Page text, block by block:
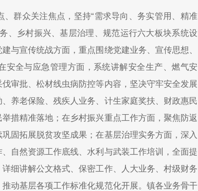
群众关注焦点，坚持“需求导向、务实管用、精准
、乡村振兴、基层治理、规范运行六大板块系统设
与宣传统战方面，重点围绕党建业务、宣传思想、
安全与应急管理方面，系统讲解安全生产、燃气安
审批、松材线虫病防控等内容，坚决守牢安全发展
养老保险、残疾人业务、计生家庭奖扶、财政惠民
措精准落地；在乡村振兴重点工作方面，聚焦防返
固拓展脱贫攻坚成果；在基层治理实务方面，深入
自然资源工作底线、水利与武装工作培训，全面提
细讲解公文格式、保密工作、人大业务、村级财务
动基层各项工作标准化规范化开展。镇各业务骨干